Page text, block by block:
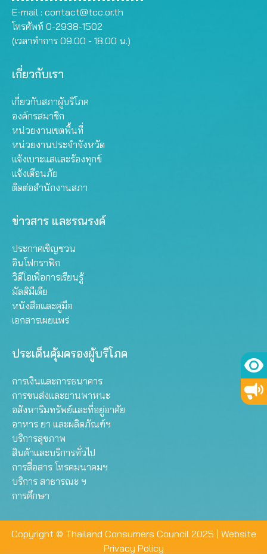
E-mail : contact@tcc.or.th
โทรศัพท์ 0-2938-1502
(เวลาทำการ 09.00 - 18.00 น.)
เกี่ยวกับเรา
เกี่ยวกับสภาผู้บริโภค
องค์กรสมาชิก
หน่วยงานเขตพื้นที่
หน่วยงานประจำจังหวัด
แจ้งเบาะแสและร้องทุกข์
แจ้งเตือนภัย
ติดต่อสำนักงานสภา
ข่าวสาร และรณรงค์
ประกาศเชิญชวน
อินโฟกราฟิก
วิดีโอเพื่อการเรียนรู้
มัลติมีเดีย
หนังสือและคู่มือ
เอกสารเผยแพร่
ประเด็นคุ้มครองผู้บริโภค
การเงินและการธนาคาร
การขนส่งและยานพาหนะ
อสังหาริมทรัพย์และที่อยู่อาศัย
อาหาร ยา และผลิตภัณฑ์ฯ
บริการสุขภาพ
สินค้าและบริการทั่วไป
การสื่อสาร โทรคมนาคมฯ
บริการ สาธารณะ ฯ
การศึกษา
Copyright © Thailand Consumers Council 2025 | Website
Privacy Policy